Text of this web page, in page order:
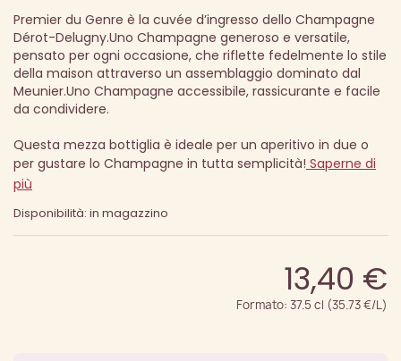
Premier du Genre è la cuvée d’ingresso dello Champagne
Dérot-Delugny.Uno Champagne generoso e versatile,
pensato per ogni occasione, che riflette fedelmente lo stile
della maison attraverso un assemblaggio dominato dal
Meunier.Uno Champagne accessibile, rassicurante e facile
da condividere.
Questa mezza bottiglia è ideale per un aperitivo in due o
per gustare lo Champagne in tutta semplicità! Saperne di
più
Disponibilità: in magazzino
13,40 €
Formato: 37.5 cl (35.73 €/L)